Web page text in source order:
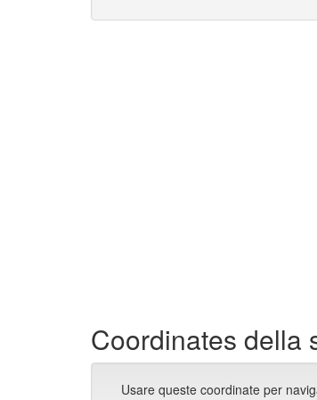
Coordinates della
Usare queste coordinate per